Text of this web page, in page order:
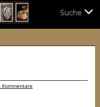
Kommentare
Suche
Suche